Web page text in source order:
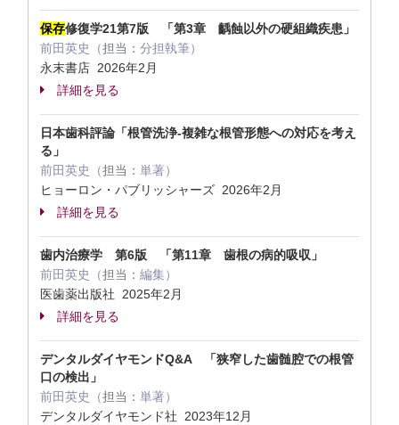
保存修復学21第7版 「第3章 齲蝕以外の硬組織疾患」
前田英史（担当： 分担執筆）
永末書店 2026年2月
詳細を見る
日本歯科評論「根管洗浄-複雑な根管形態への対応を考え
る」
前田英史（担当： 単著）
ヒョーロン・パブリッシャーズ 2026年2月
詳細を見る
歯内治療学 第6版 「第11章 歯根の病的吸収」
前田英史（担当： 編集）
医歯薬出版社 2025年2月
詳細を見る
デンタルダイヤモンドQ&A 「狭窄した歯髄腔での根管
口の検出」
前田英史（担当： 単著）
デンタルダイヤモンド社 2023年12月